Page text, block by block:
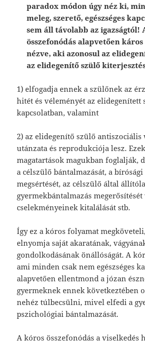
paradox módon úgy néz ki,
meleg, szerető, egészséges
sem áll távolabb az igazságtól!
összefonódás alapvetően
nézve, aki azonosul az
az elidegenítő szülő
1) elfogadja ennek a szülőnek az
hitét és véleményét az elidegenített
kapcsolatban, valamint
2) az elidegenítő szülő antiszociális
utánzata és reprodukciója lesz.
magatartások magukban foglalják,
a célszülő bántalmazását, a bírósági
megsértését, az célszülő által
gyermekbántalmazás megerősítését
cselekményeinek kitalálását stb.
Így ez a kóros folyamat
elnyomja saját akaratának,
gondolkodásának önállóságát. A
ami minden csak nem egészséges
alapvetően ellentmond a józan
gyermeknek ennek következtében
nehéz túlbecsülni, mivel elfedi a
pszichológiai bántalmazását.
A kóros összefonódás a viselkedés